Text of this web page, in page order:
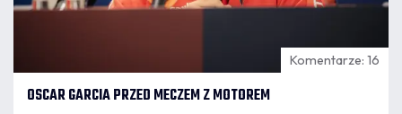
Komentarze: 16
OSCAR GARCIA PRZED MECZEM Z MOTOREM